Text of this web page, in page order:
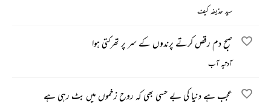
سید حذیفہ کیف
صبح دم رقص کرتے پرندوں کے سر پر تھرکتی ہوا
آدتیہ آب
عجب ہے دنیا کی بے حسی بھی کہ روح زخموں میں بٹ رہی ہے